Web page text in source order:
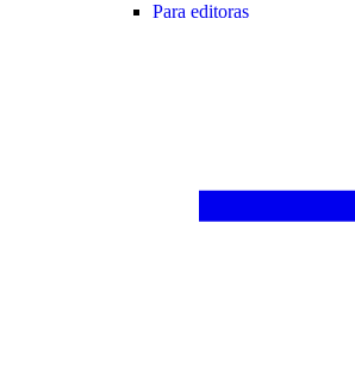
Para editoras